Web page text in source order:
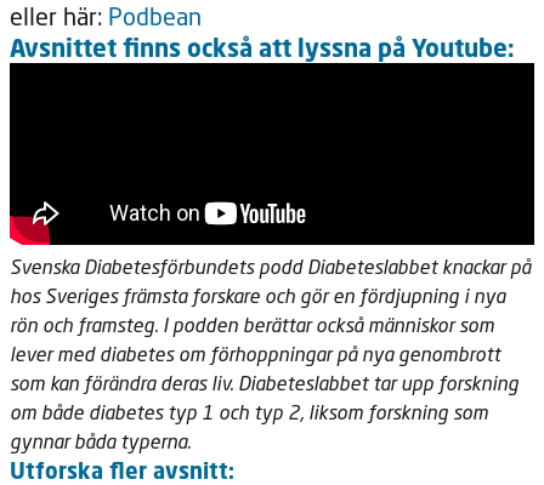
eller här: Podbean
Avsnittet finns också att lyssna på Youtube:
Svenska Diabetesförbundets podd Diabeteslabbet knackar på
hos Sveriges främsta forskare och gör en fördjupning i nya
rön och framsteg. I podden berättar också människor som
lever med diabetes om förhoppningar på nya genombrott
som kan förändra deras liv. Diabeteslabbet tar upp forskning
om både diabetes typ 1 och typ 2, liksom forskning som
gynnar båda typerna.
Utforska fler avsnitt: